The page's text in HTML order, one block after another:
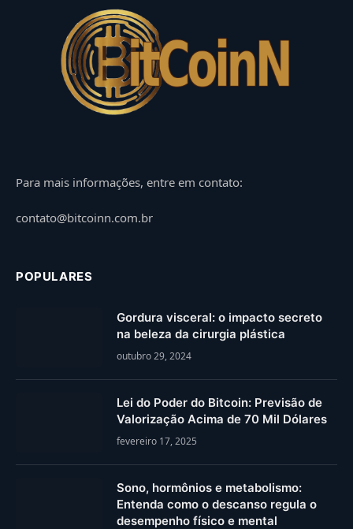
Para mais informações, entre em contato:
contato@bitcoinn.com.br
POPULARES
Gordura visceral: o impacto secreto
na beleza da cirurgia plástica
outubro 29, 2024
Lei do Poder do Bitcoin: Previsão de
Valorização Acima de 70 Mil Dólares
fevereiro 17, 2025
Sono, hormônios e metabolismo:
Entenda como o descanso regula o
desempenho físico e mental